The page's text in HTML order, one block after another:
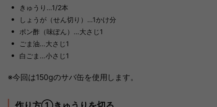
きゅうり…1/2本
しょうが（せん切り）…1かけ分
ポン酢（味ぽん）…大さじ1
ごま油…大さじ1
白ごま…小さじ1
※今回は150gのサバ缶を使用します。